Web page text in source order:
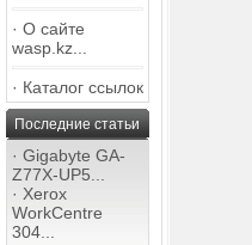
· О сайте
wasp.kz...
· Каталог ссылок
Последние статьи
· Gigabyte GA-
Z77X-UP5...
· Xerox
WorkCentre
304...